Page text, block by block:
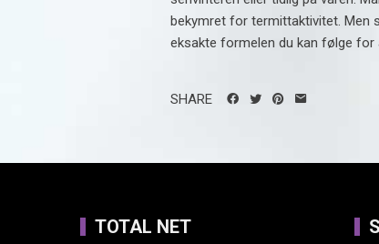
bekymret for termittaktivitet. Men
eksakte formelen du kan følge
SHARE
TOTAL NET